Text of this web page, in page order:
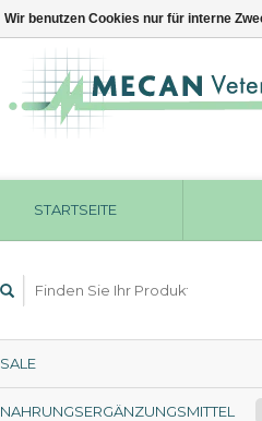
STARTSEITE
SALE
NAHRUNGSERGÄNZUNGSMITTEL
Wir benutzen Cookies nur für interne